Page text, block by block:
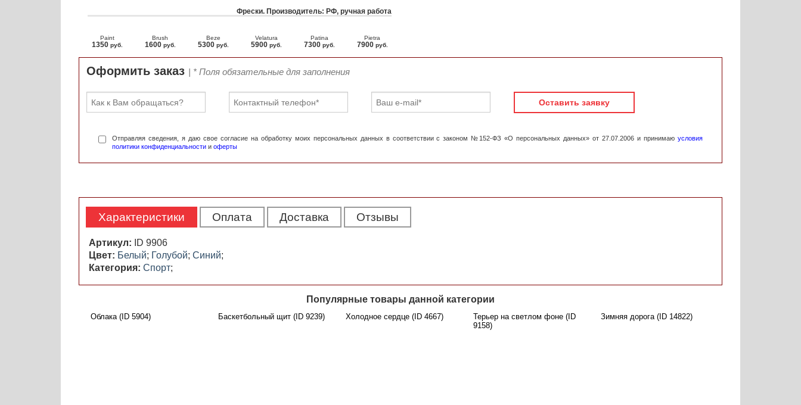
Фрески. Производитель: РФ, ручная работа
Paint
1350 руб.
Brush
1600 руб.
Beze
5300 руб.
Velatura
5900 руб.
Patina
7300 руб.
Pietra
7900 руб.
Оформить заказ | * Поля обязательные для заполнения
Оставить заявку
Отправляя сведения, я даю свое согласие на обработку моих персональных данных в соответствии с законом №152-ФЗ «О персональных данных» от 27.07.2006 и принимаю условия
политики конфиденциальности и оферты
Характеристики Оплата Доставка Отзывы
Артикул:
ID 9906
Цвет: Белый; Голубой; Синий;
Категория: Спорт;
Популярные товары данной категории
Облака (ID 5904) Баскетбольный щит (ID 9239) Холодное сердце (ID 4667)
Терьер на светлом фоне (ID
9158)
Зимняя дорога (ID 14822)